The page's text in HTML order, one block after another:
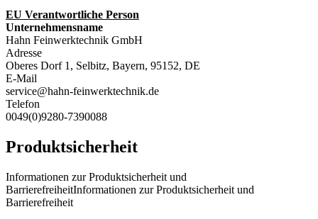
EU Verantwortliche Person
Unternehmensname
Hahn Feinwerktechnik GmbH
Adresse
Oberes Dorf 1, Selbitz, Bayern, 95152, DE
E-Mail
service@hahn-feinwerktechnik.de
Telefon
0049(0)9280-7390088
Produktsicherheit
Informationen zur Produktsicherheit und
BarrierefreiheitInformationen zur Produktsicherheit und
Barrierefreiheit